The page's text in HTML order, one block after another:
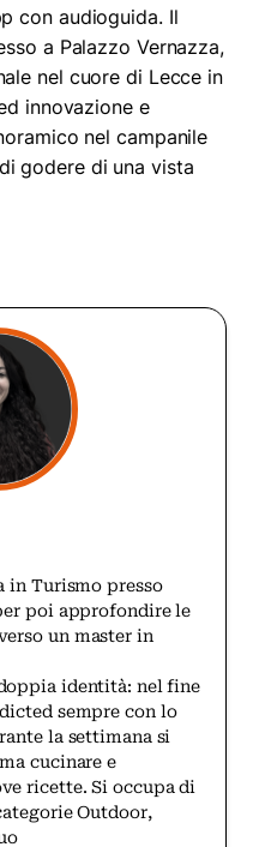
con audioguida. Il
a Palazzo Vernazza,
nel cuore di Lecce in
innovazione e
nel campanile
godere di una vista
in Turismo presso
poi approfondire le
un master in
identità: nel fine
sempre con lo
la settimana si
cucinare e
ricette. Si occupa di
Outdoor,